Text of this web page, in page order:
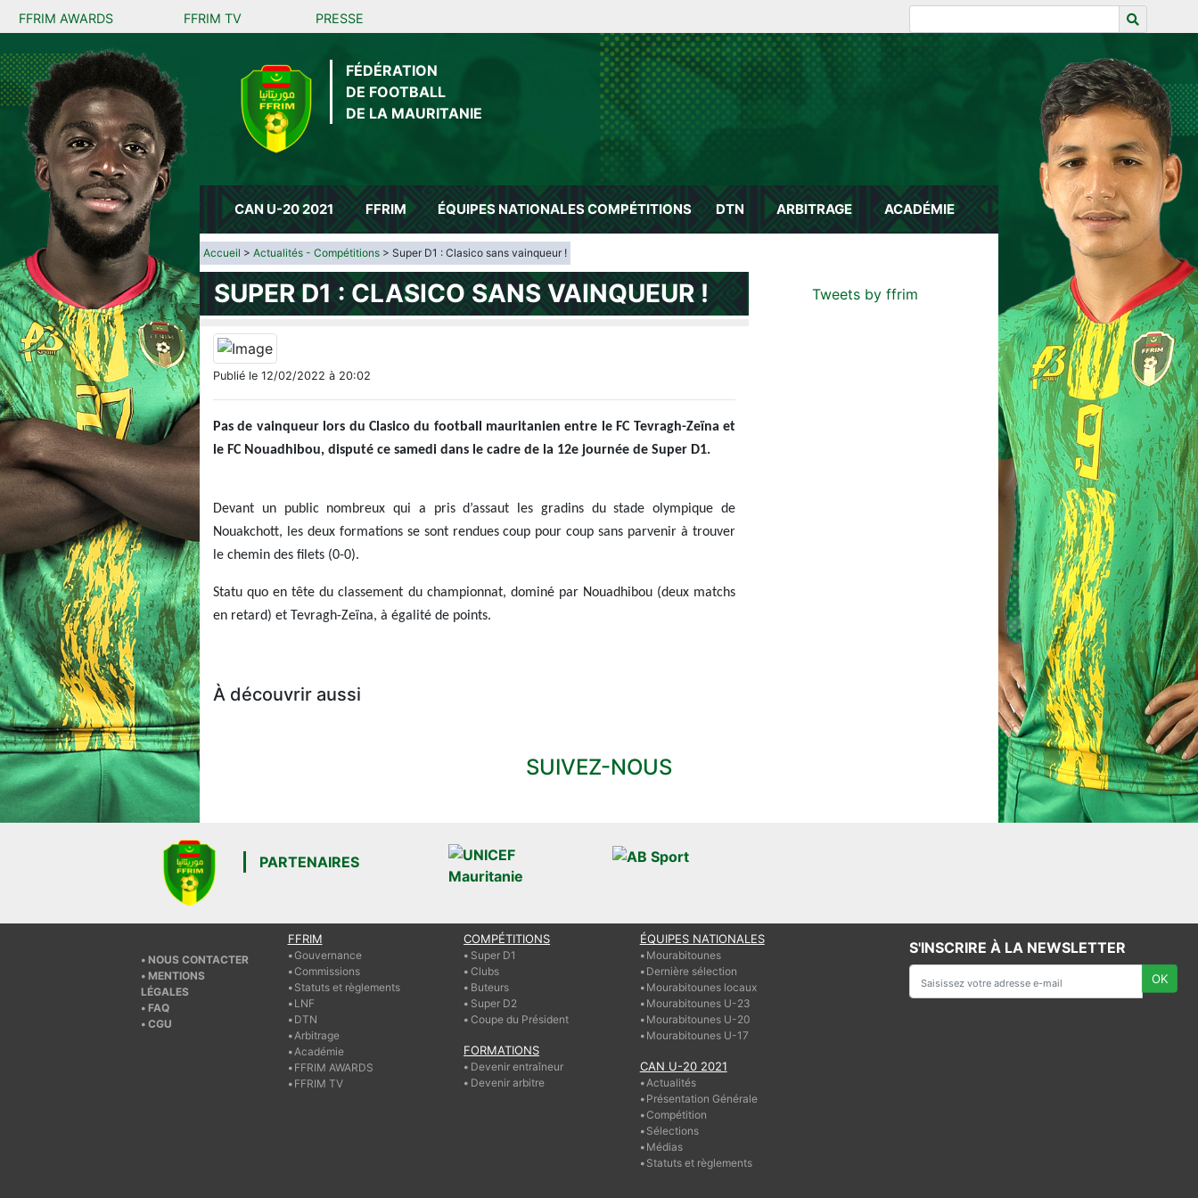
FFRIM AWARDS FFRIM TV PRESSE
FÉDÉRATION
DE FOOTBALL
DE LA MAURITANIE
CAN U-20 2021 FFRIM ÉQUIPES NATIONALESCOMPÉTITIONS DTN ARBITRAGE ACADÉMIE
Accueil > Actualités - Compétitions > Super D1 : Clasico sans vainqueur !
SUPER D1 : CLASICO SANS VAINQUEUR !
Publié le 12/02/2022 à 20:02
Pas de vainqueur lors du Clasico du football mauritanien entre le FC Tevragh-Zeïna et
le FC Nouadhibou, disputé ce samedi dans le cadre de la 12e journée de Super D1.
Devant un public nombreux qui a pris d’assaut les gradins du stade olympique de
Nouakchott, les deux formations se sont rendues coup pour coup sans parvenir à trouver
le chemin des filets (0-0).
Statu quo en tête du classement du championnat, dominé par Nouadhibou (deux matchs
en retard) et Tevragh-Zeïna, à égalité de points.
À découvrir aussi
Tweets by ffrim
SUIVEZ-NOUS
PARTENAIRES
NOUS CONTACTER
MENTIONS
LÉGALES
FAQ
CGU
FFRIM
Gouvernance
Commissions
Statuts et règlements
LNF
DTN
Arbitrage
Académie
FFRIM AWARDS
FFRIM TV
COMPÉTITIONS
Super D1
Clubs
Buteurs
Super D2
Coupe du Président
FORMATIONS
Devenir entraîneur
Devenir arbitre
ÉQUIPES NATIONALES
Mourabitounes
Dernière sélection
Mourabitounes locaux
Mourabitounes U-23
Mourabitounes U-20
Mourabitounes U-17
CAN U-20 2021
Actualités
Présentation Générale
Compétition
Sélections
Médias
Statuts et règlements
S'INSCRIRE À LA NEWSLETTER